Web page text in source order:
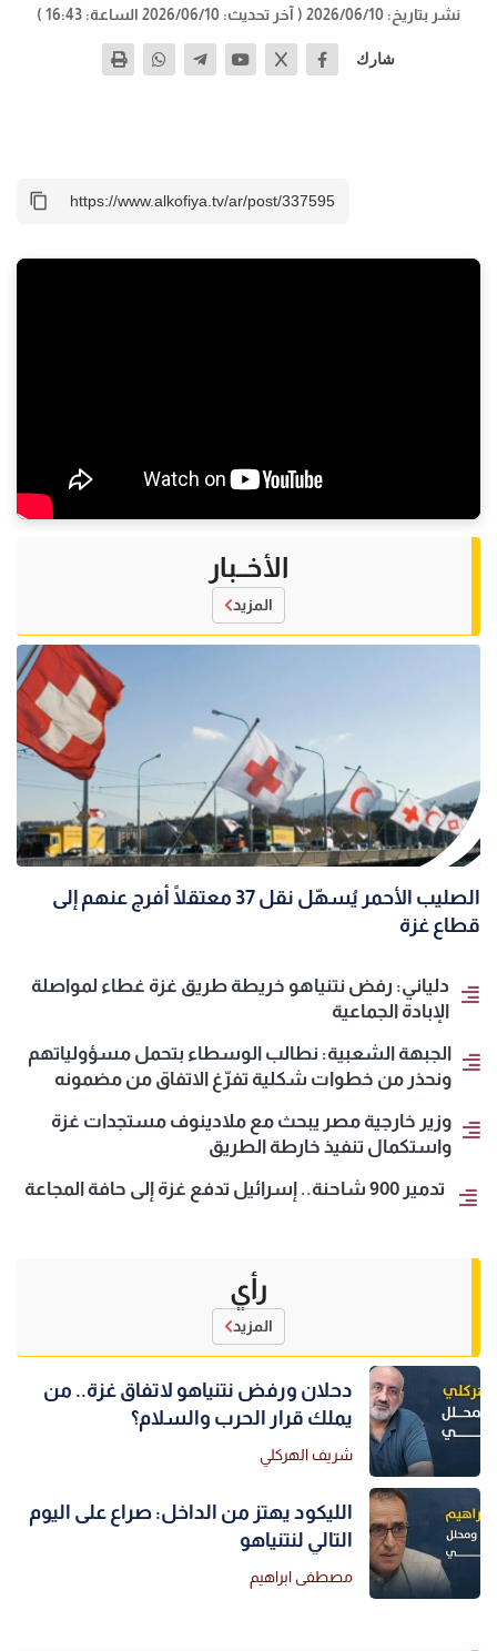
نشر بتاريخ: 2026/06/10 ( آخر تحديث: 2026/06/10 الساعة: 16:43 )
شارك
الأخــبار
المزيد
الصليب الأحمر يُسهّل نقل 37 معتقلًا أُفرج عنهم إلى
قطاع غزة
دلياني: رفض نتنياهو خريطة طريق غزة غطاء لمواصلة
الإبادة الجماعية
الجبهة الشعبية: نطالب الوسطاء بتحمل مسؤولياتهم
ونحذر من خطوات شكلية تفرّغ الاتفاق من مضمونه
وزير خارجية مصر يبحث مع ملادينوف مستجدات غزة
واستكمال تنفيذ خارطة الطريق
تدمير 900 شاحنة.. إسرائيل تدفع غزة إلى حافة المجاعة
رأي
المزيد
دحلان ورفض نتنياهو لاتفاق غزة.. من
يملك قرار الحرب والسلام؟
شريف الهركلي
الليكود يهتز من الداخل: صراع على اليوم
التالي لنتنياهو
مصطفى ابراهيم